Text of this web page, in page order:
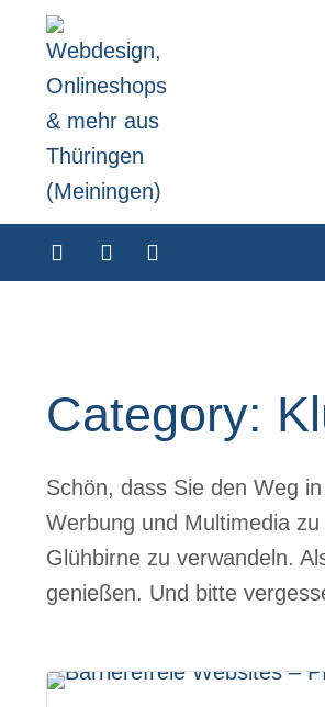
Category:
Schön, dass Sie den Weg
Werbung und Multimedia
Glühbirne zu verwandeln.
genießen. Und bitte